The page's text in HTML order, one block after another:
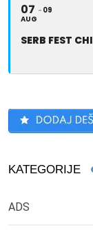
07
AUG
09
SERB FEST
KATEGORIJE
ADS